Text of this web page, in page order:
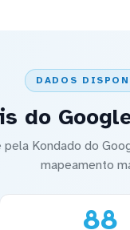
DADOS
do
Kondado do
mapeamento
88